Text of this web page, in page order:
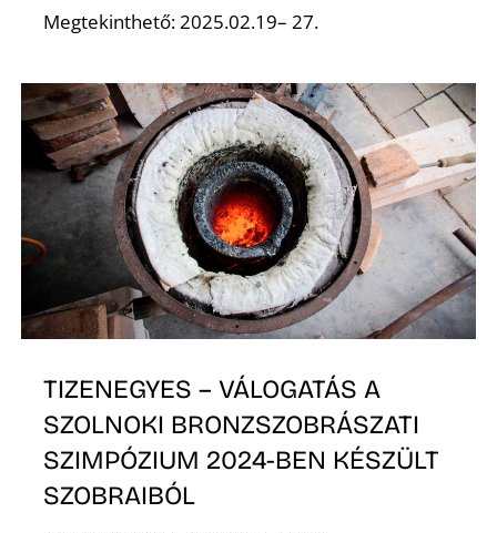
Megtekinthető: 2025.02.19– 27.
TIZENEGYES – VÁLOGATÁS A
SZOLNOKI BRONZSZOBRÁSZATI
SZIMPÓZIUM 2024-BEN KÉSZÜLT
SZOBRAIBÓL